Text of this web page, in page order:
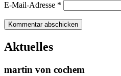
E-Mail-Adresse *
Aktuelles
martin von cochem